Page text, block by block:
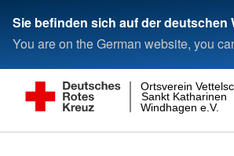
Sie befinden sich auf der deutschen
You are on the German website, you
Windhagen e.V.
Sankt Katharinen
Ortsverein